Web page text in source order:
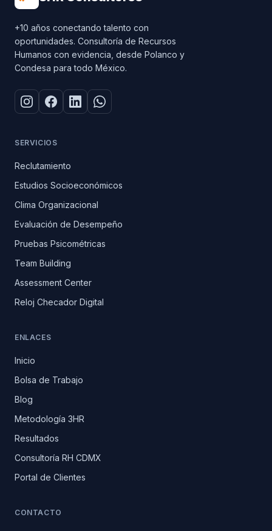
+10 años conectando talento con
oportunidades. Consultoría de Recursos
Humanos con evidencia, desde Polanco y
Condesa para todo México.
SERVICIOS
Reclutamiento
Estudios Socioeconómicos
Clima Organizacional
Evaluación de Desempeño
Pruebas Psicométricas
Team Building
Assessment Center
Reloj Checador Digital
ENLACES
Inicio
Bolsa de Trabajo
Blog
Metodología 3HR
Resultados
Consultoría RH CDMX
Portal de Clientes
CONTACTO